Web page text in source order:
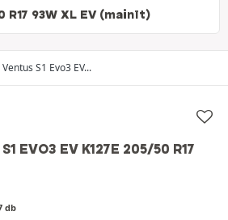
R17 93W XL EV (mainīt)
Ventus S1 Evo3 EV...
EVO3 EV K127E 205/50 R17
db